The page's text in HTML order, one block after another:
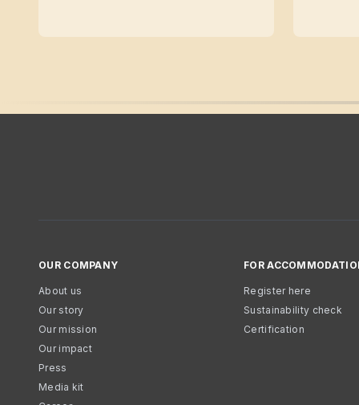
OUR COMPANY
About us
Our story
Our mission
Our impact
Press
Media kit
FOR
Register here
Sustainability check
Certification